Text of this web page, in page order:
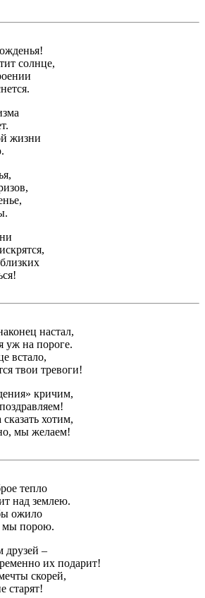
солнце,
жизни
настал,
уж на пороге.
встало,
твои тревоги!
кричим,
хотим,
мы желаем!
тепло
над землею.
ожило
мы порою.
друзей –
их подарит!
скорей,
старят!